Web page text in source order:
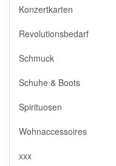
Konzertkarten
Revolutionsbedarf
Schmuck
Schuhe & Boots
Spirituosen
Wohnaccessoires
xxx